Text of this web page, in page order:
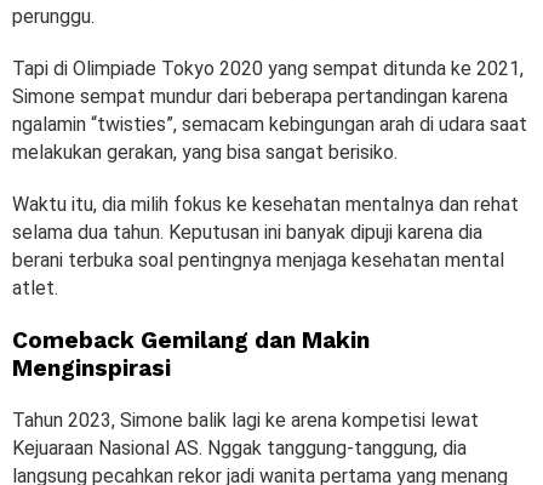
perunggu.
Tapi di Olimpiade Tokyo 2020 yang sempat ditunda ke 2021,
Simone sempat mundur dari beberapa pertandingan karena
ngalamin “twisties”, semacam kebingungan arah di udara saat
melakukan gerakan, yang bisa sangat berisiko.
Waktu itu, dia milih fokus ke kesehatan mentalnya dan rehat
selama dua tahun. Keputusan ini banyak dipuji karena dia
berani terbuka soal pentingnya menjaga kesehatan mental
atlet.
Comeback Gemilang dan Makin
Menginspirasi
Tahun 2023, Simone balik lagi ke arena kompetisi lewat
Kejuaraan Nasional AS. Nggak tanggung-tanggung, dia
langsung pecahkan rekor jadi wanita pertama yang menang